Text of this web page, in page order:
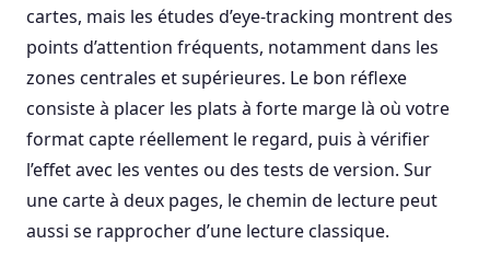
cartes, mais les études d’eye-tracking montrent des
points d’attention fréquents, notamment dans les
zones centrales et supérieures. Le bon réflexe
consiste à placer les plats à forte marge là où votre
format capte réellement le regard, puis à vérifier
l’effet avec les ventes ou des tests de version. Sur
une carte à deux pages, le chemin de lecture peut
aussi se rapprocher d’une lecture classique.